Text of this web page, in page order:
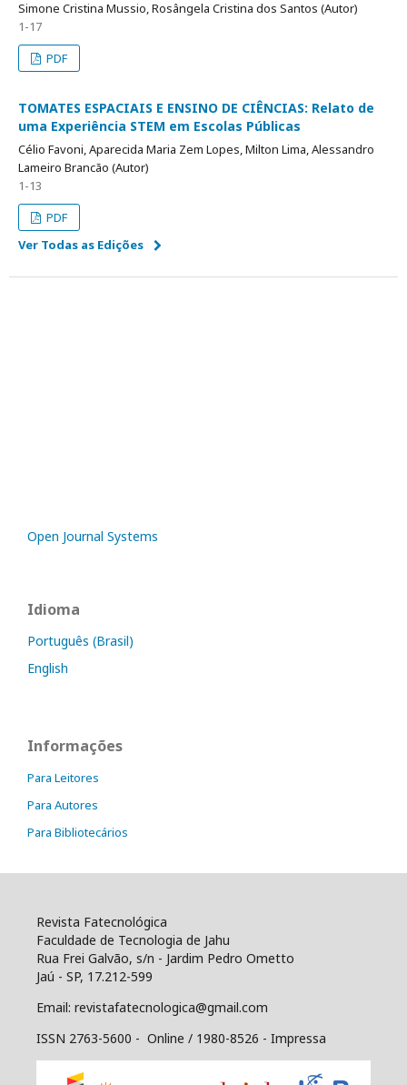
Simone Cristina Mussio, Rosângela Cristina dos Santos (Autor)
1-17
PDF
TOMATES ESPACIAIS E ENSINO DE CIÊNCIAS: Relato de
uma Experiência STEM em Escolas Públicas
Célio Favoni, Aparecida Maria Zem Lopes, Milton Lima, Alessandro
Lameiro Brancão (Autor)
1-13
PDF
Ver Todas as Edições
Open Journal Systems
Idioma
Português (Brasil)
English
Informações
Para Leitores
Para Autores
Para Bibliotecários
Revista Fatecnológica
Faculdade de Tecnologia de Jahu
Rua Frei Galvão, s/n - Jardim Pedro Ometto
Jaú - SP, 17.212-599
Email: revistafatecnologica@gmail.com
ISSN 2763-5600 - Online / 1980-8526 - Impressa